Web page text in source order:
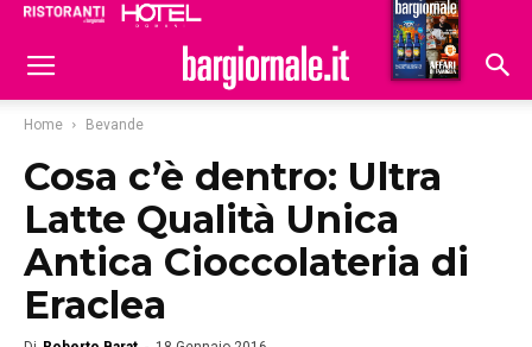
Hoteldomani
Home Bevande
Cosa c’è dentro: Ultra
Latte Qualità Unica
Antica Cioccolateria di
Eraclea